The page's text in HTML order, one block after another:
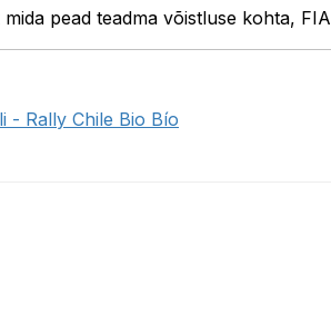
pead teadma võistluse kohta,
- Rally Chile Bio Bío